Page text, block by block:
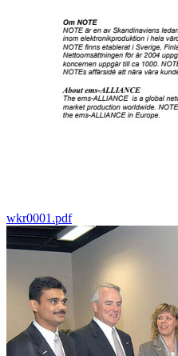
wkr0001.pdf